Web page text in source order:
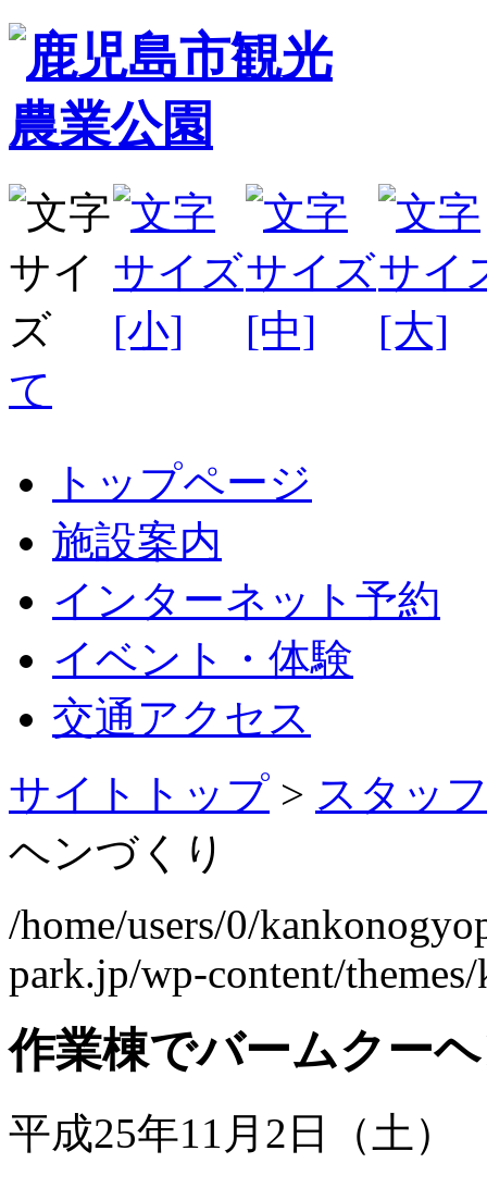
て
トップページ
施設案内
インターネット予約
イベント・体験
交通アクセス
サイトトップ > スタッ
ヘンづくり
/home/users/0/
park.jp/wp-content/
作業棟でバームクー
平成25年11月2日（